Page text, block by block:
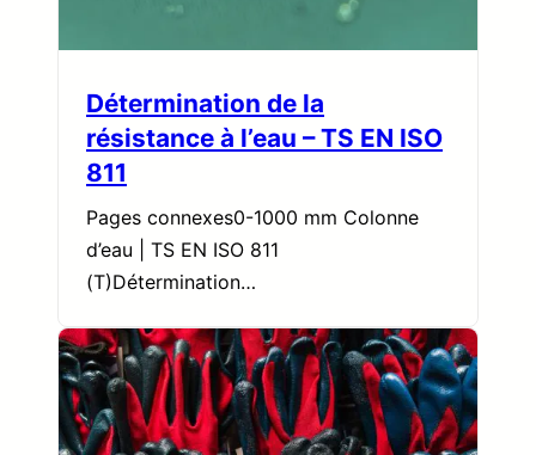
Détermination de la
résistance à l’eau – TS EN ISO
811
Pages connexes0-1000 mm Colonne
d’eau | TS EN ISO 811
(T)Détermination…